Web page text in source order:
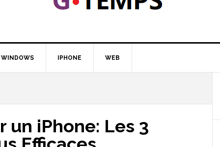
WINDOWS IPHONE WEB
iPhone: Les 3